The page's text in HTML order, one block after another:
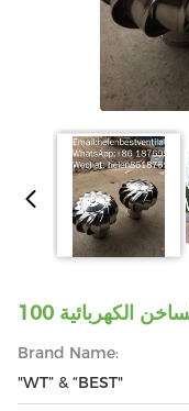
الكهربائية
Brand Name:
"WT” & “BEST"